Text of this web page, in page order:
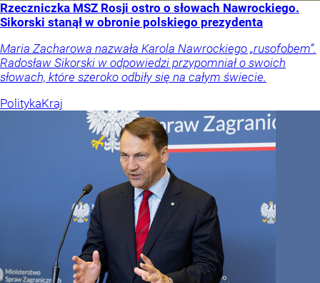
Rzeczniczka MSZ Rosji ostro o słowach Nawrockiego.
Sikorski stanął w obronie polskiego prezydenta
Maria Zacharowa nazwała Karola Nawrockiego „rusofobem”.
Radosław Sikorski w odpowiedzi przypomniał o swoich
słowach, które szeroko odbiły się na całym świecie.
PolitykaKraj